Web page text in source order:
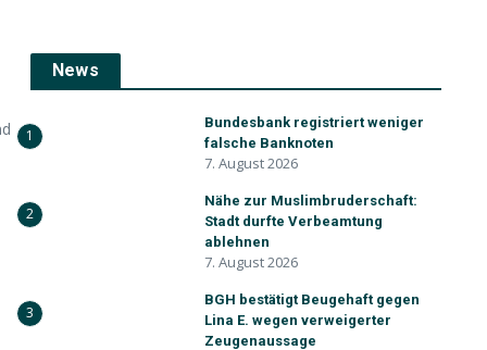
News
1
Bundesbank registriert weniger
falsche Banknoten
7. August 2026
2
Nähe zur Muslimbruderschaft:
Stadt durfte Verbeamtung
ablehnen
7. August 2026
3
BGH bestätigt Beugehaft gegen
Lina E. wegen verweigerter
Zeugenaussage